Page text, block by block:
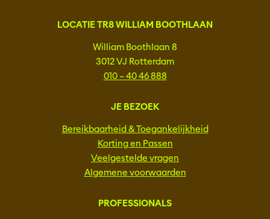
LOCATIE TR8 WILLIAM BOOTHLAAN
William Boothlaan 8
3012 VJ Rotterdam
010 – 40 46 888
JE BEZOEK
Bereikbaarheid & Toegankelijkheid
Korting en Passen
Veelgestelde vragen
Algemene voorwaarden
PROFESSIONALS